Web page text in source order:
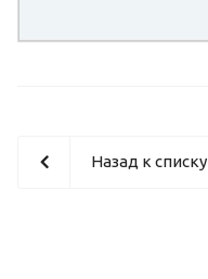
Назад к списку